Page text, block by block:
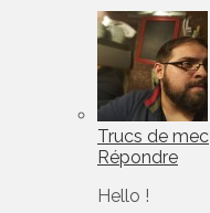
Trucs de mec
Répondre
Hello !